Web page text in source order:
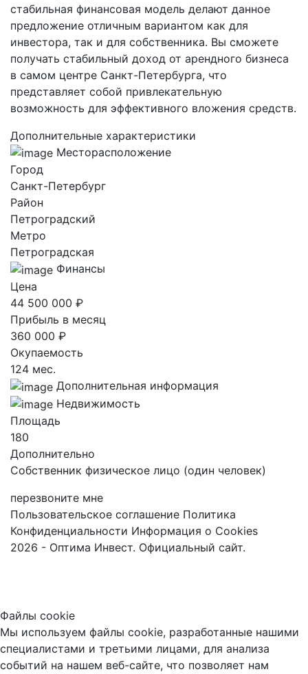
стабильная финансовая модель делают данное
предложение отличным вариантом как для
инвестора, так и для собственника. Вы сможете
получать стабильный доход от арендного бизнеса
в самом центре Санкт-Петербурга, что
представляет собой привлекательную
возможность для эффективного вложения средств.
Дополнительные характеристики
Месторасположение
Город
Санкт-Петербург
Район
Петроградский
Метро
Петроградская
Финансы
Цена
44 500 000 ₽
Прибыль в месяц
360 000 ₽
Окупаемость
124 мес.
Дополнительная информация
Недвижимость
Площадь
180
Дополнительно
Собственник физическое лицо (один человек)
перезвоните мне
Пользовательское соглашение Политика
Конфиденциальности Информация о Cookies
2026 - Оптима Инвест. Официальный сайт.
Файлы cookie
Мы используем файлы cookie, разработанные нашими
специалистами и третьими лицами, для анализа
событий на нашем веб-сайте, что позволяет нам